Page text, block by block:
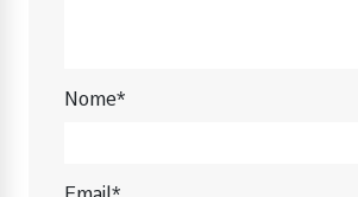
Nome*